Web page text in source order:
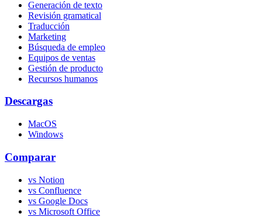
Generación de texto
Revisión gramatical
Traducción
Marketing
Búsqueda de empleo
Equipos de ventas
Gestión de producto
Recursos humanos
Descargas
MacOS
Windows
Comparar
vs Notion
vs Confluence
vs Google Docs
vs Microsoft Office